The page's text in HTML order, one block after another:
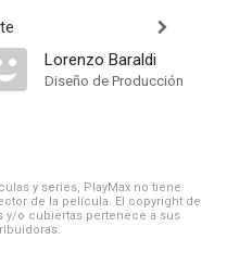
Lorenzo Baraldi
Diseño de Producción
y series, PlayMax no tiene
de la película. El copyright de
y/o cubiertas pertenece a sus